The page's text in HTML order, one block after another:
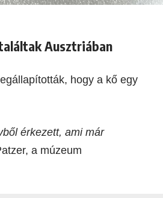
Ausztriában
hogy a kő egy
érkezett, ami már
a múzeum